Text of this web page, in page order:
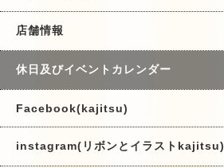
店舗情報
休日及びイベントカレンダー
Facebook(kajitsu)
instagram(リボンとイラストkajitsu)